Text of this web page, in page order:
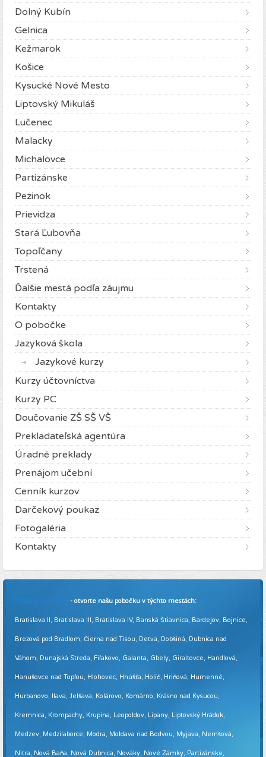
Dolný Kubín
Gelnica
Kežmarok
Košice
Kysucké Nové Mesto
Liptovský Mikuláš
Lučenec
Malacky
Michalovce
Partizánske
Pezinok
Prievidza
Stará Ľubovňa
Topoľčany
Trstená
Ďalšie mestá podľa záujmu
Kontakty
O pobočke
Jazyková škola
Jazykové kurzy
Kurzy účtovníctva
Kurzy PC
Doučovanie ZŠ SŠ VŠ
Prekladateľská agentúra
Úradné preklady
Prenájom učební
Cenník kurzov
Darčekový poukaz
Fotogaléria
Kontakty
Pridajte sa k nám - otvorte našu pobočku v týchto mestách:
Bratislava II, Bratislava III, Bratislava IV, Banská Štiavnica, Bardejov, Bojnice,
Brezová pod Bradlom, Čierna nad Tisou, Detva, Dobšiná, Dubnica nad
Váhom, Dunajská Streda, Fiľakovo, Galanta, Gbely, Giraltovce, Handlová,
Hanušovce nad Topľou, Hlohovec, Hnúšťa, Holíč, Hriňová, Humenné,
Hurbanovo, Ilava, Jelšava, Kolárovo, Komárno, Krásno nad Kysucou,
Kremnica, Krompachy, Krupina, Leopoldov, Lipany, Liptovský Hrádok,
Medzev, Medzilaborce, Modra, Moldava nad Bodvou, Myjava, Nemšová,
Nitra, Nová Baňa, Nová Dubnica, Nováky, Nové Zámky, Partizánske,